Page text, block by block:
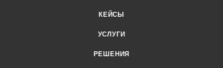
КЕЙСЫ
УСЛУГИ
РЕШЕНИЯ